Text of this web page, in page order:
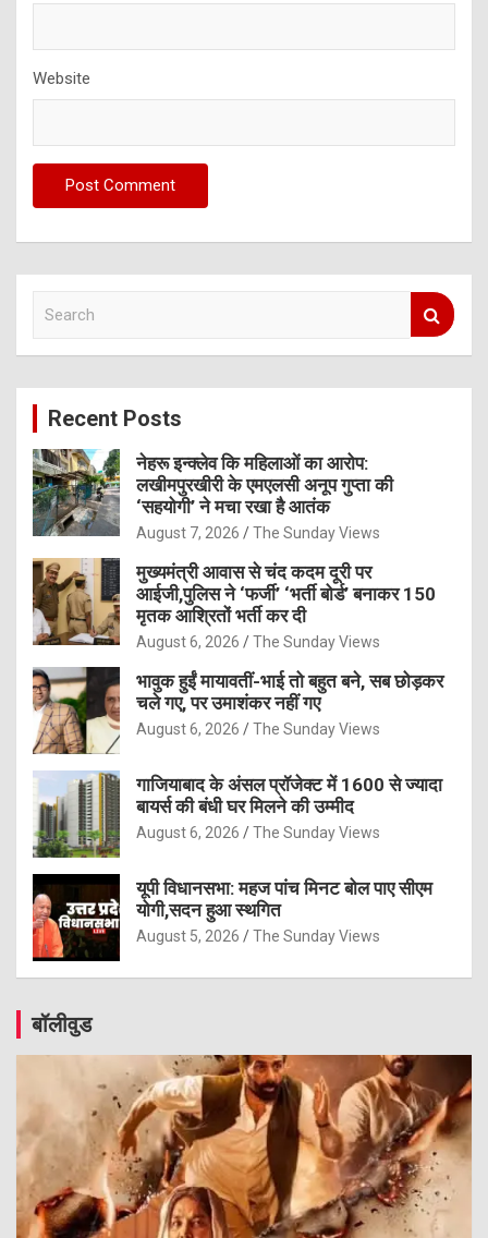
Website
c
Recent Posts
नेहरू इन्क्लेव कि महिलाओं का आरोप:
लखीमपुरखीरी के एमएलसी अनूप गुप्ता की
‘सहयोगी’ ने मचा रखा है आतंक
August 7, 2026 The Sunday Views
मुख्यमंत्री आवास से चंद कदम दूरी पर
आईजी,पुलिस ने ‘फर्जी’ ‘भर्ती बोर्ड’ बनाकर 150
मृतक आश्रितों भर्ती कर दी
August 6, 2026 The Sunday Views
भावुक हुईं मायावतीं-भाई तो बहुत बने, सब छोड़कर
चले गए, पर उमाशंकर नहीं गए
August 6, 2026 The Sunday Views
गाजियाबाद के अंसल प्रॉजेक्ट में 1600 से ज्यादा
बायर्स की बंधी घर मिलने की उम्मीद
August 6, 2026 The Sunday Views
यूपी विधानसभा: महज पांच मिनट बोल पाए सीएम
योगी,सदन हुआ स्थगित
August 5, 2026 The Sunday Views
बॉलीवुड